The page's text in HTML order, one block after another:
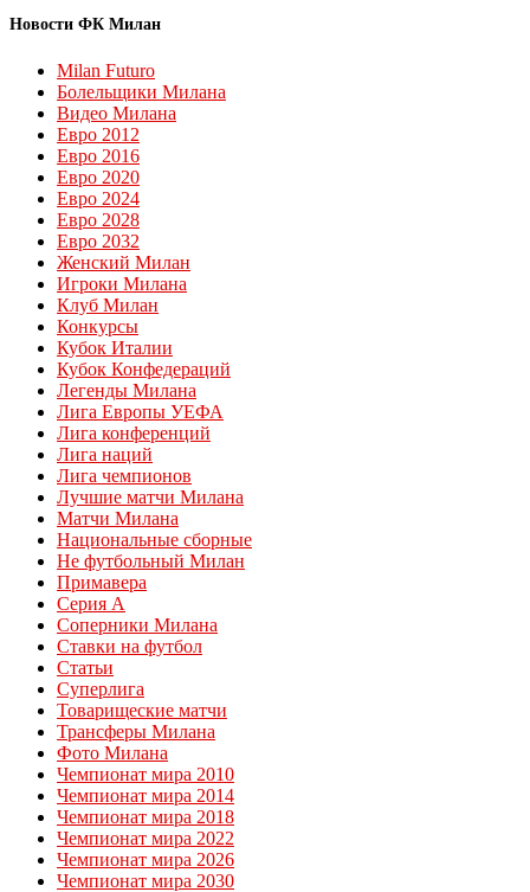
Новости ФК Милан
Milan Futuro
Болельщики Милана
Видео Милана
Евро 2012
Евро 2016
Евро 2020
Евро 2024
Евро 2028
Евро 2032
Женский Милан
Игроки Милана
Клуб Милан
Конкурсы
Кубок Италии
Кубок Конфедераций
Легенды Милана
Лига Европы УЕФА
Лига конференций
Лига наций
Лига чемпионов
Лучшие матчи Милана
Матчи Милана
Национальные сборные
Не футбольный Милан
Примавера
Серия А
Соперники Милана
Ставки на футбол
Статьи
Суперлига
Товарищеские матчи
Трансферы Милана
Фото Милана
Чемпионат мира 2010
Чемпионат мира 2014
Чемпионат мира 2018
Чемпионат мира 2022
Чемпионат мира 2026
Чемпионат мира 2030